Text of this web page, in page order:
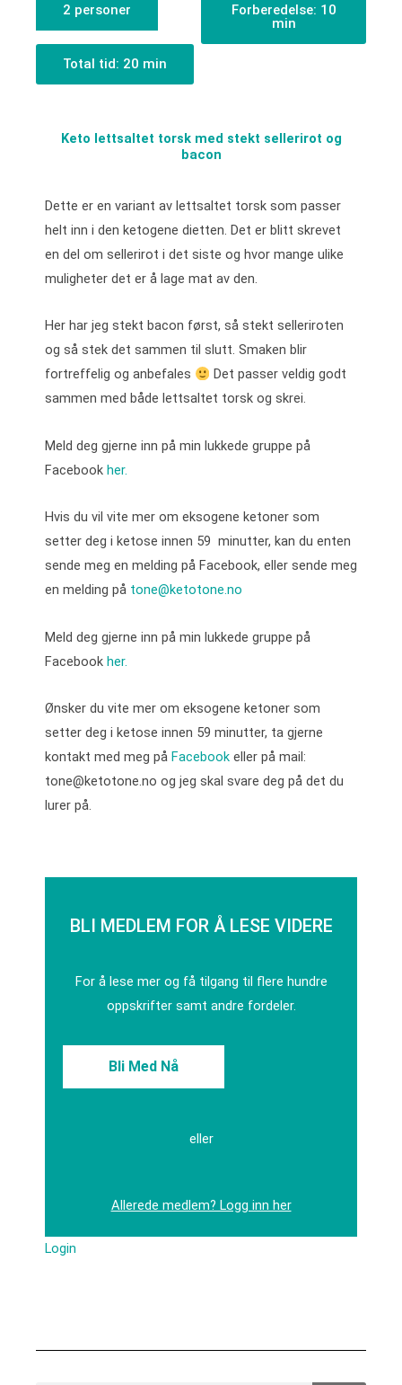
2 personer
Forberedelse: 10
min
Total tid: 20 min
Keto lettsaltet torsk med stekt sellerirot og
bacon
Dette er en variant av lettsaltet torsk som passer
helt inn i den ketogene dietten. Det er blitt skrevet
en del om sellerirot i det siste og hvor mange ulike
muligheter det er å lage mat av den.
Her har jeg stekt bacon først, så stekt selleriroten
og så stek det sammen til slutt. Smaken blir
fortreffelig og anbefales
Det passer veldig godt
sammen med både lettsaltet torsk og skrei.
Meld deg gjerne inn på min lukkede gruppe på
Facebook her.
Hvis du vil vite mer om eksogene ketoner som
setter deg i ketose innen 59 minutter, kan du enten
sende meg en melding på Facebook, eller sende meg
en melding på tone@ketotone.no
Meld deg gjerne inn på min lukkede gruppe på
Facebook her.
Ønsker du vite mer om eksogene ketoner som
setter deg i ketose innen 59 minutter, ta gjerne
kontakt med meg på Facebook eller på mail:
tone@ketotone.no og jeg skal svare deg på det du
lurer på.
BLI MEDLEM FOR Å LESE VIDERE
For å lese mer og få tilgang til flere hundre
oppskrifter samt andre fordeler.
Bli Med Nå
eller
Allerede medlem? Logg inn her
Login